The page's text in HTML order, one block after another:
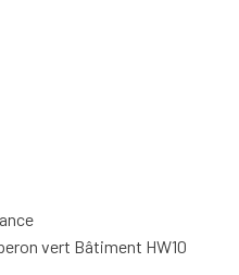
vert Bâtiment HW10